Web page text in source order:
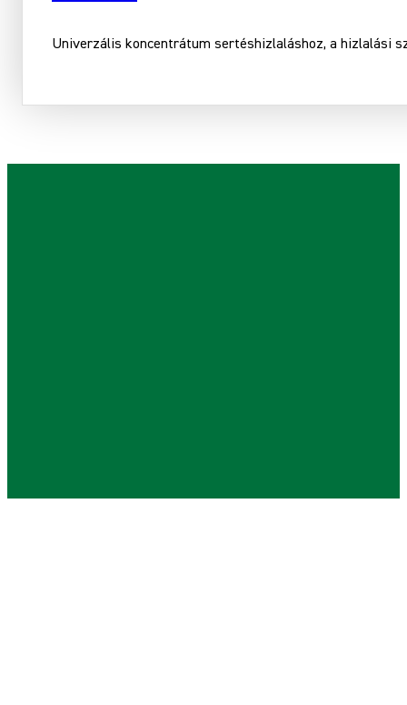
Univerzális koncentrátum sertéshizlaláshoz, a hizlalási